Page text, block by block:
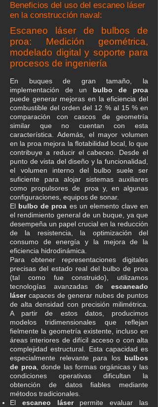
Beneficios del uso del escaneo láser
en la construcción naval:
Escaneo láser de bulbos de
proa: Medición geométrica,
modelado digital y soporte para
procesos de ingeniería
En buques de gran tamaño, la
implementación de un bulbo de proa
puede generar mejoras en la eficiencia del
combustible del orden del 12 % al 15 % en
comparación con cascos de geometría
similar que no cuentan con esta
característica. Además, el mayor volumen
en la proa mejora la flotabilidad local, lo que
contribuye a reducir el cabeceo. Desde el
punto de vista del diseño y la funcionalidad,
el volumen interno del bulbo suele ser
suficiente para alojar sistemas auxiliares
como propulsores de proa y, en algunas
configuraciones, equipos de sonar.
El bulbo de proa es un elemento clave en
el rendimiento general de un buque, ya que
desempeña un papel crucial en la reducción
de la resistencia, la optimización del
consumo de energía y la mejora de la
eficiencia hidrodinámica.
Para obtener representaciones digitales
precisas del estado real del bulbo de proa
(tal como fue construido), utilizamos
tecnologías avanzadas de escaneado
láser capaces de generar nubes de puntos
de alta densidad con precisión milimétrica.
A partir de estos datos, producimos
modelos tridimensionales que reflejan
fielmente la geometría existente, incluso en
áreas interiores de difícil acceso o con alta
complejidad estructural. Esta capacidad es
especialmente relevante para los bulbos
de proa, donde las formas orgánicas y las
condiciones operativas dificultan la
obtención de datos fiables mediante
métodos tradicionales.
El escaneo láserpermite evaluar las